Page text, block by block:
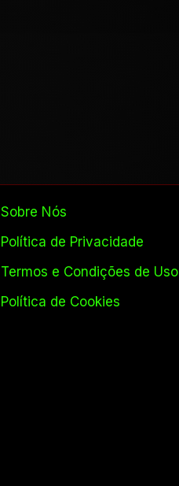
Sobre Nós
Política de Privacidade
Termos e Condições de Uso
Política de Cookies